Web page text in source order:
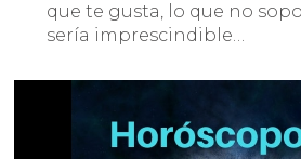
que te gusta, lo que no
sería imprescindible…